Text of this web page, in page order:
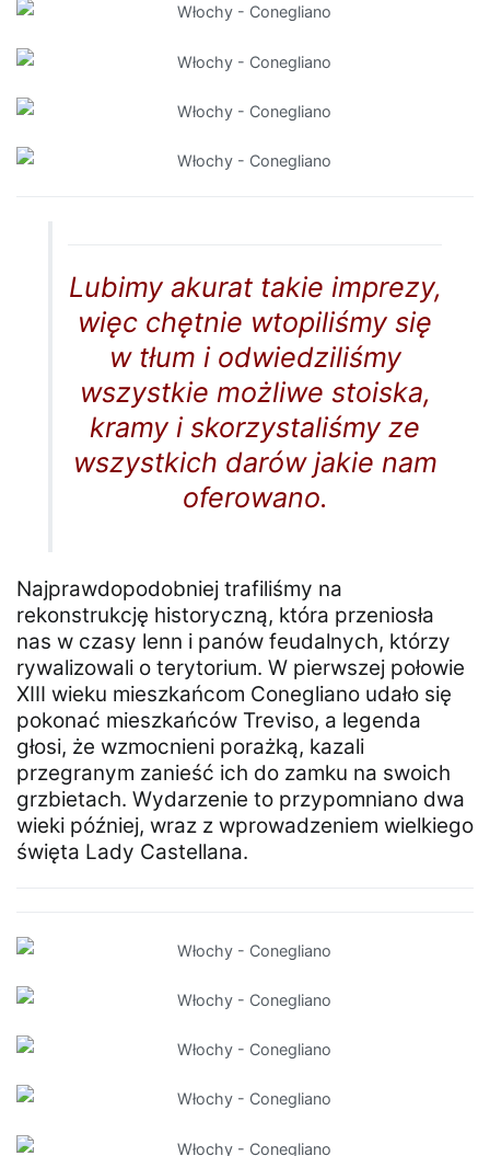
Lubimy akurat takie imprezy,
więc chętnie wtopiliśmy się
w tłum i odwiedziliśmy
wszystkie możliwe stoiska,
kramy i skorzystaliśmy ze
wszystkich darów jakie nam
oferowano.
Najprawdopodobniej trafiliśmy na
rekonstrukcję historyczną, która przeniosła
nas w czasy lenn i panów feudalnych, którzy
rywalizowali o terytorium. W pierwszej połowie
XIII wieku mieszkańcom Conegliano udało się
pokonać mieszkańców Treviso, a legenda
głosi, że wzmocnieni porażką, kazali
przegranym zanieść ich do zamku na swoich
grzbietach. Wydarzenie to przypomniano dwa
wieki później, wraz z wprowadzeniem wielkiego
święta Lady Castellana.